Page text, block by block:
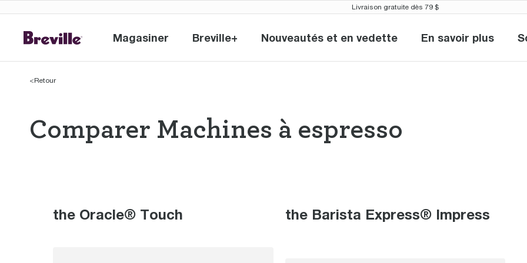
Livraison gratuite dès 79 $
MagasinerMagasinerBreville+
Breville+ Nouveautés et en vedette
Nouveautés et en vedette
En savoir plus
En savoir
<Retour
Comparer Machines à
Comparer Machines à espresso
the Oracle® Touch the Barista Express® Impress